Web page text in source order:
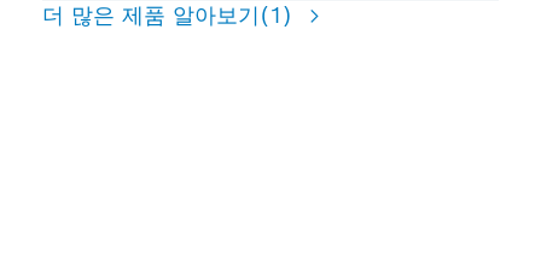
더 많은 제품 알아보기(1)